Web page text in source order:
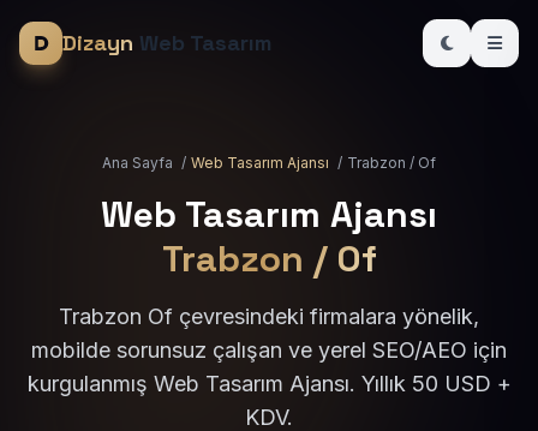
Dizayn Web Tasarım
Ana Sayfa / Web Tasarım Ajansı / Trabzon / Of
Web Tasarım Ajansı
Trabzon / Of
Trabzon Of çevresindeki firmalara yönelik,
mobilde sorunsuz çalışan ve yerel SEO/AEO için
kurgulanmış Web Tasarım Ajansı. Yıllık 50 USD +
KDV.